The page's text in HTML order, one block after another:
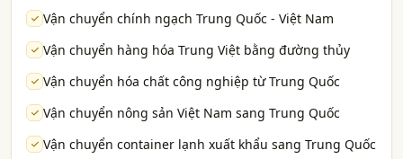
Vận chuyển chính ngạch Trung Quốc - Việt Nam
Vận chuyển hàng hóa Trung Việt bằng đường thủy
Vận chuyển hóa chất công nghiệp từ Trung Quốc
Vận chuyển nông sản Việt Nam sang Trung Quốc
Vận chuyển container lạnh xuất khẩu sang Trung Quốc